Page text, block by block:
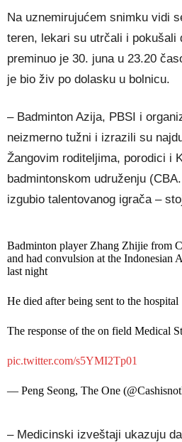
Na uznemirujućem snimku vidi
teren, lekari su utrčali i pokušali
preminuo je 30. juna u 23.20
je bio živ po dolasku u bolnicu.
– Badminton Azija, PBSI i
neizmerno tužni i izrazili su
Žangovim roditeljima, porodici i
badmintonskom udruženju
izgubio talentovanog igrača –
Badminton player Zhang Zhijie from
and had convulsion at the Indonesian
last night
He died after being sent to the hospital
The response of the on field Medical
pic.twitter.com/s5YMI2Tp01
— Peng Seong, The One
– Medicinski izveštaji ukazuju